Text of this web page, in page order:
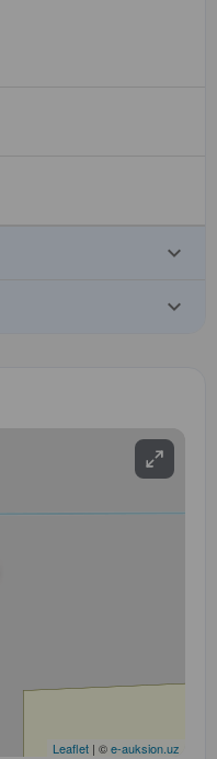
keyboard_arrow_down
keyboard_arrow_down
Leaflet | ©e-auksion.uz